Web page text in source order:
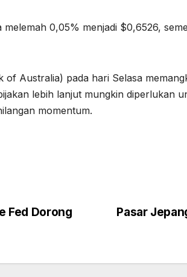
0,05% menjadi $0,6526,
of Australia) pada hari Selasa
lebih lanjut mungkin diperlukan
momentum.
Pasar
Fed Dorong